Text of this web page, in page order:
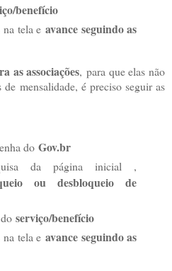
benefício
na tela eavance seguindo as
as associações, para que elas não
de mensalidade, é preciso seguir as
do Gov.br
da página inicial ,
ou desbloqueio de
serviço/benefício
na tela eavance seguindo as